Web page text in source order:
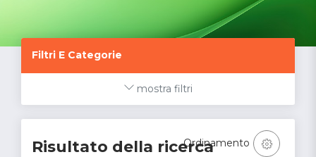
Filtri E Categorie
mostra filtri
Risultato della ricercaOrdinamento